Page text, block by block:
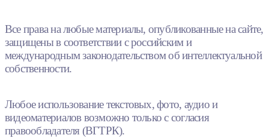
Все права на любые материалы, опубликованные на сайте,
защищены в соответствии с российским и
международным законодательством об интеллектуальной
собственности.
Любое использование текстовых, фото, аудио и
видеоматериалов возможно только с согласия
правообладателя (ВГТРК).